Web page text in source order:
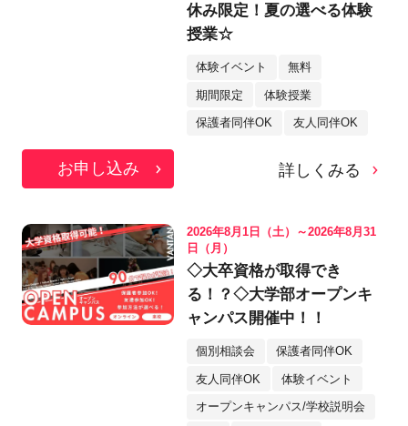
休み限定！夏の選べる体験
授業☆
体験イベント 無料
期間限定 体験授業
保護者同伴OK 友人同伴OK
お申し込み 詳しくみる
2026年8月1日（土）～2026年8月31
日（月）
◇大卒資格が取得でき
る！？◇大学部オープンキ
ャンパス開催中！！
個別相談会 保護者同伴OK
友人同伴OK 体験イベント
オープンキャンパス/学校説明会